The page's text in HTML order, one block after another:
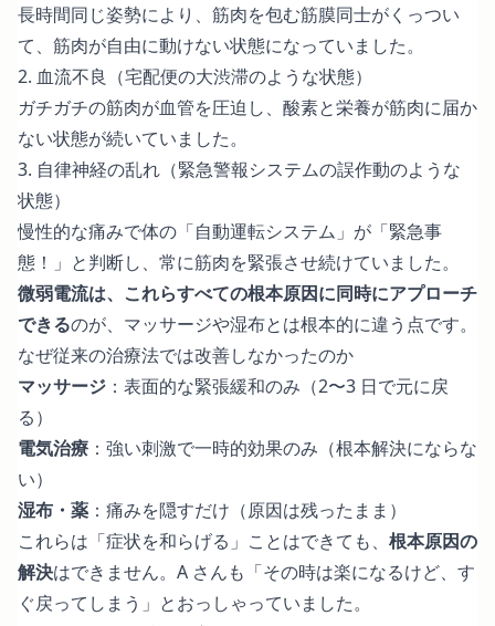
長時間同じ姿勢により、筋肉を包む筋膜同士がくっつい
て、筋肉が自由に動けない状態になっていました。
2. 血流不良（宅配便の大渋滞のような状態）
ガチガチの筋肉が血管を圧迫し、酸素と栄養が筋肉に届か
ない状態が続いていました。
3. 自律神経の乱れ（緊急警報システムの誤作動のような
状態）
慢性的な痛みで体の「自動運転システム」が「緊急事
態！」と判断し、常に筋肉を緊張させ続けていました。
微弱電流は、これらすべての根本原因に同時にアプローチ
できるのが、マッサージや湿布とは根本的に違う点です。
なぜ従来の治療法では改善しなかったのか
マッサージ ：表面的な緊張緩和のみ（2〜3 日で元に戻
る）
電気治療 ：強い刺激で一時的効果のみ（根本解決にならな
い）
湿布・薬 ：痛みを隠すだけ（原因は残ったまま）
これらは「症状を和らげる」ことはできても、 根本原因の
解決はできません。A さんも「その時は楽になるけど、す
ぐ戻ってしまう」とおっしゃっていました。